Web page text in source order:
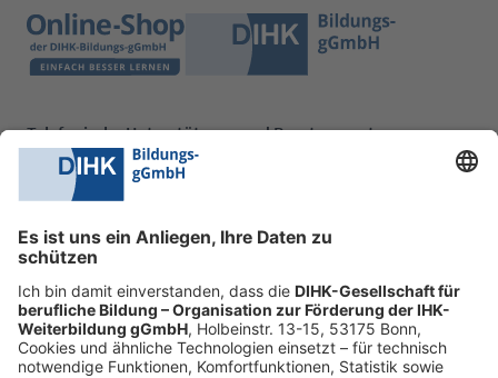
Telefonische Unterstützung und Beratung unter:
0228 6205 205
Fr.:
09:00-14:00 Uhr
shop@dihk-bildung.shop
Vertrag widerrufen